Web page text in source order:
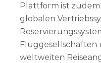
Plattform ist
globalen
Fluggesellschaften
weltweiten